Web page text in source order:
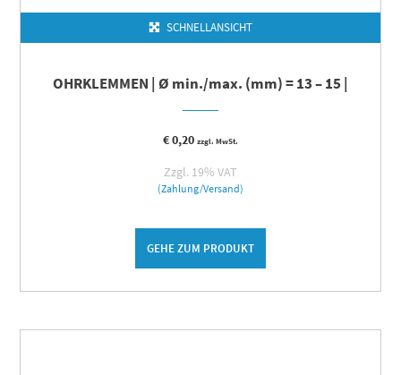
SCHNELLANSICHT
OHRKLEMMEN | Ø min./max. (mm) = 13 – 15 |
€0,20 zzgl. MwSt.
Zzgl. 19% VAT
(Zahlung/Versand)
GEHE ZUM PRODUKT